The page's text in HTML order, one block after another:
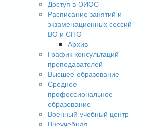
Доступ в ЭИОС
Расписание занятий и
экзаменационных сессий
ВО и СПО
Архив
График консультаций
преподавателей
Высшее образование
Среднее
профессиональное
образование
Военный учебный центр
Внеучебная